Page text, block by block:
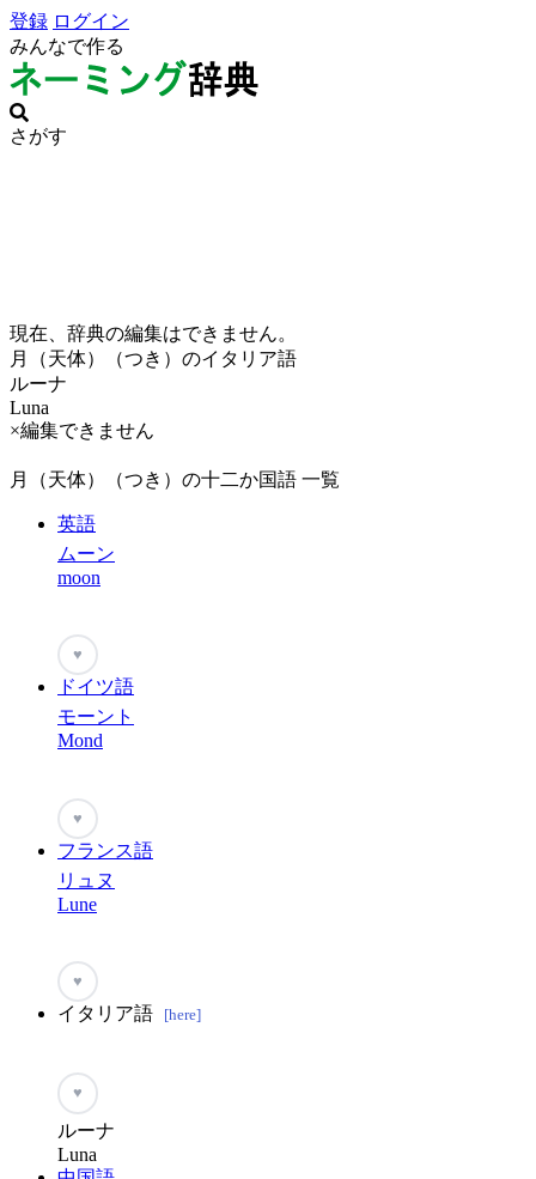
登録 ログイン
みんなで作る
さがす
現在、辞典の編集はできません。
月（天体）（つき）のイタリア語
ルーナ
Luna
×編集できません
月（天体）（つき）の十二か国語 一覧
英語
ムーン
moon
♥
ドイツ語
モーント
Mond
♥
フランス語
リュヌ
Lune
♥
イタリア語 [here]
♥
ルーナ
Luna